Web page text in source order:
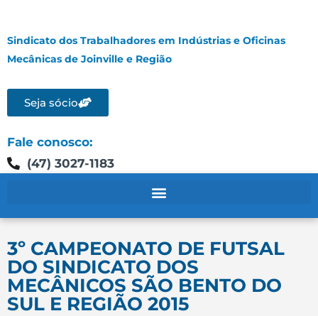
Sindicato dos Trabalhadores em Indústrias e Oficinas
Mecânicas de Joinville e Região
Seja sócio
Fale conosco:
(47) 3027-1183
3º CAMPEONATO DE FUTSAL
DO SINDICATO DOS
MECÂNICOS SÃO BENTO DO
SUL E REGIÃO 2015